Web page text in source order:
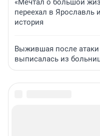
«Мечтал о большой
переехал в Ярославль
история
Выжившая после атаки
выписалась из